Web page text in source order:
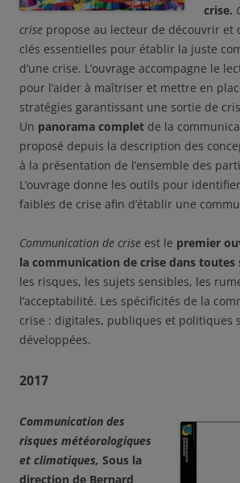
crise.
crise propose au lecteur de découvrir et
clés essentielles pour établir la juste
d’une crise. L’ouvrage accompagne le
pour l’aider à maîtriser et mettre en
stratégies garantissant une sortie de
Un panorama complet de la
proposé depuis la description des
à la présentation de l’ensemble des
L’ouvrage donne les outils pour
faibles de crise afin d’établir une
Communication de crise est le premier
la communication de crise dans toutes
les risques, les sujets sensibles, les
l’acceptabilité. Les spécificités de la
crise : digitales, publiques et politiques
développées.
2017
Communication des
risques météorologiques
et climatiques, Sous la
direction de Bernard